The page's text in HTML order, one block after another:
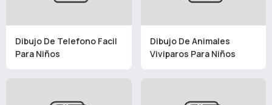
Dibujo De Telefono Facil
Para Niños
Dibujo De Animales
Viviparos Para Niños